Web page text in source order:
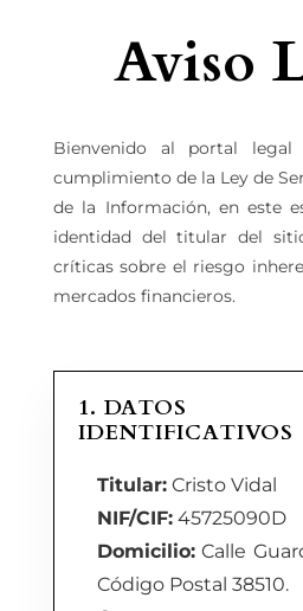
Aviso
Bienvenido al portal
cumplimiento de la Ley de
de la Información, en este
identidad del titular del
críticas sobre el riesgo
mercados financieros.
1. DATOS
IDENTIFICATIVOS
Titular:Cristo Vidal
NIF/CIF:45725090D
Domicilio:Calle
Código Postal 38510.